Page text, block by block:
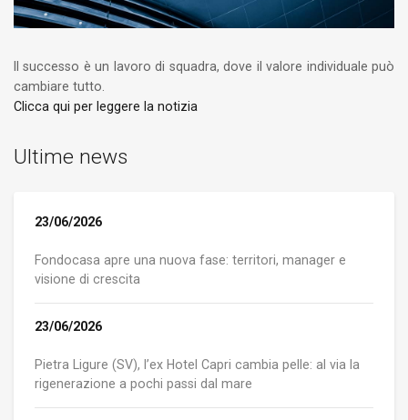
Ultime news
23/06/2026
Fondocasa apre una nuova fase: territori, manager e
visione di crescita
23/06/2026
Pietra Ligure (SV), l’ex Hotel Capri cambia pelle: al via la
rigenerazione a pochi passi dal mare
Il successo è un lavoro di squadra, dove il valore individuale può
cambiare tutto.
Clicca qui per leggere la notizia